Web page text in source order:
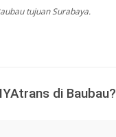
tujuan Surabaya.
di Baubau?